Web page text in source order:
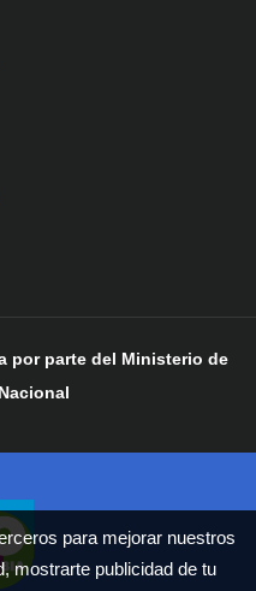
por parte del Ministerio de
para mejorar nuestros
mostrarte publicidad de tu